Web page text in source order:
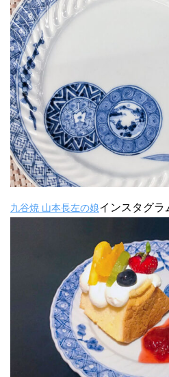
九谷焼 山本長左の娘インスタグラ